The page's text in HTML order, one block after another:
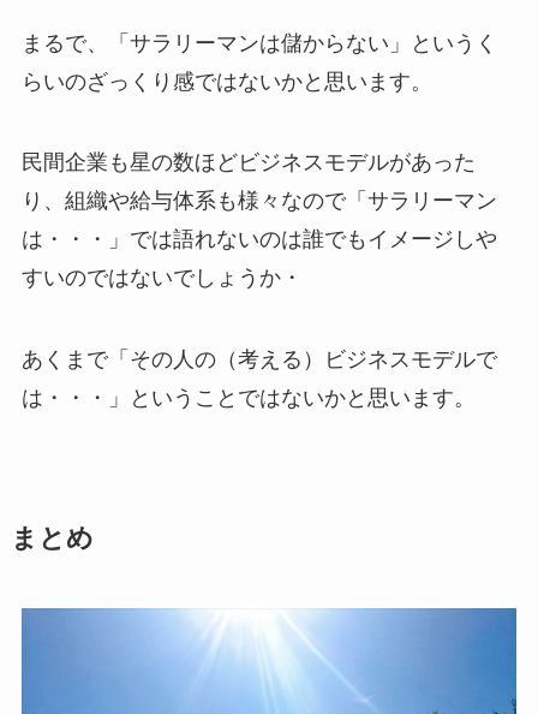
まるで、「サラリーマンは儲からない」というく
らいのざっくり感ではないかと思います。
民間企業も星の数ほどビジネスモデルがあった
り、組織や給与体系も様々なので「サラリーマン
は・・・」では語れないのは誰でもイメージしや
すいのではないでしょうか・
あくまで「その人の（考える）ビジネスモデルで
は・・・」ということではないかと思います。
まとめ